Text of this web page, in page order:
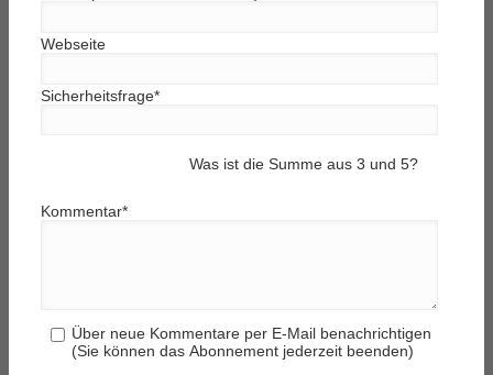
Webseite
Sicherheitsfrage*
Was ist die Summe aus 3 und 5?
Kommentar*
Über neue Kommentare per E-Mail benachrichtigen
(Sie können das Abonnement jederzeit beenden)